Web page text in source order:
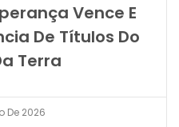
Vence E
De Títulos Do
Terra
De 2026